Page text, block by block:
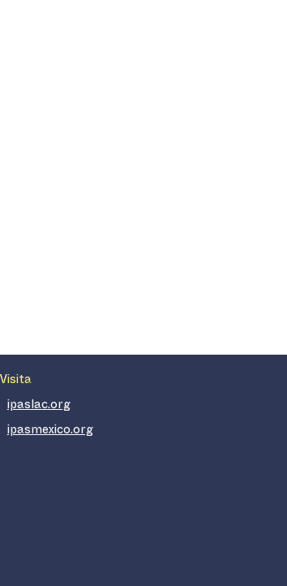
Visita
ipaslac.org
ipasmexico.org